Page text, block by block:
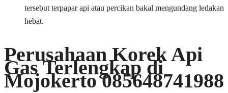
tersebut terpapar api atau percikan bakal mengundang ledakan
hebat.
Perusahaan Korek Api
Gas Terlengkap di
Mojokerto 085648741988